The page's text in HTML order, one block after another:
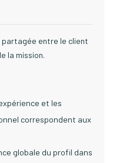
entre le client
la mission.
et les
correspondent aux
globale du profil dans